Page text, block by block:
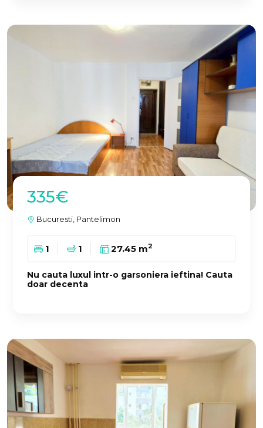
335€
Bucuresti, Pantelimon
1 1 27.45 m2
Nu cauta luxul intr-o garsoniera ieftina! Cauta
doar decenta